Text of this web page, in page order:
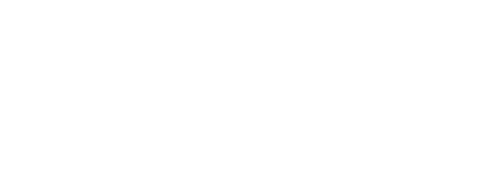
nu ajuta cu